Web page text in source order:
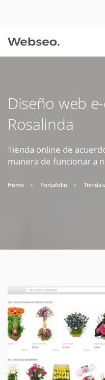
Diseño web
Rosalinda
Tienda online de
manera de funcionar a
Home Portafolio Tienda
09:30 AM